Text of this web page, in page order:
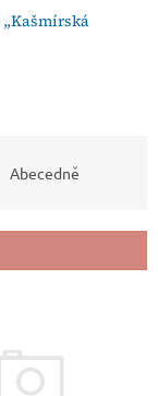
,,Kašmírská
Abecedně